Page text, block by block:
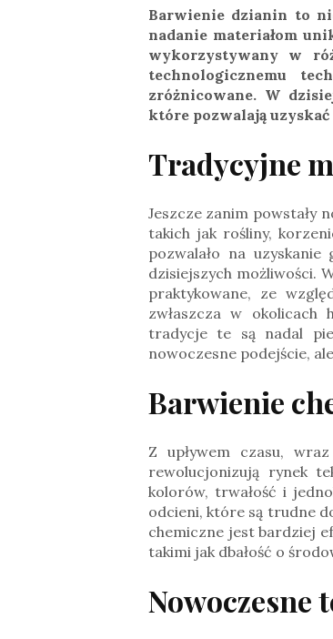
Barwienie dzianin to
nadanie materiałom
wykorzystywany w
technologicznemu
zróżnicowane. W
które pozwalają
Tradycyjne
Jeszcze zanim powstały
takich jak rośliny,
pozwalało na
dzisiejszych możliwości.
praktykowane, ze
zwłaszcza w okolicach
tradycje te są nadal
nowoczesne podejście,
Barwienie
Z upływem czasu,
rewolucjonizują rynek
kolorów, trwałość i
odcieni, które są trudne
chemiczne jest bardziej
takimi jak dbałość o